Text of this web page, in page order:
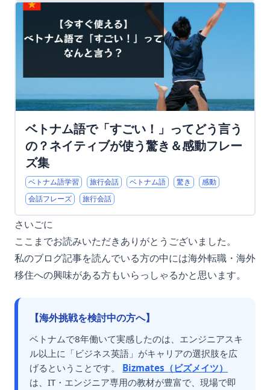
ベトナム語で「すごい！」ってどう言う
の？ネイティブが使う驚き＆感動フレー
ズ集
ベトナム語学習 旅行会話 ベトナム語 驚き
感動
会話フレーズ
旅行会話
さいごに
ここまでお読みいただきありがとうございました。
私のブログ記事を読んでいる方の中には海外転職・海外
移住への興味がある方もいらっしゃるかと思います。
【海外挑戦を検討中の方へ】
ベトナムで8年働いて実感したのは、エンジニアスキ
ル以上に「ビジネス英語」がキャリアの選択肢を広
げるということです。 Bizmates（ビズメイツ）
は、IT・エンジニア専用の教材が豊富で、現場で即